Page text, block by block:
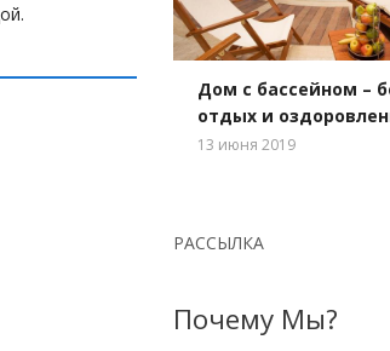
Дом с бассейном –
отдых и
13 июня 2019
РАССЫЛКА
Почему Мы?